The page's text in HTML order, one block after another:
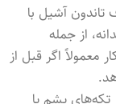
تاندون آشیل با
از جمله
اگر قبل از
تکه‌های پشم یا